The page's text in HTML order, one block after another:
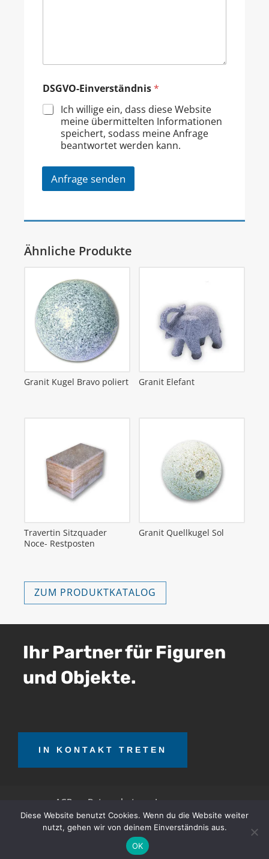
DSGVO-Einverständnis*
Ich willige ein, dass diese Website
meine übermittelten Informationen
speichert, sodass meine Anfrage
beantwortet werden kann.
Anfrage senden
Ähnliche Produkte
Granit Kugel Bravo poliert Granit Elefant
Travertin Sitzquader
Noce- Restposten
Granit Quellkugel Sol
ZUM PRODUKTKATALOG
Ihr Partner für Figuren
und Objekte.
IN KONTAKT TRETEN
AGB Datenschutz Impressum
OTT Teerrecycling GmbH © 2026. Alle Rechte
vorbehalten.
Diese Website benutzt Cookies. Wenn du die Website weiter
nutzt, gehen wir von deinem Einverständnis aus.
OK